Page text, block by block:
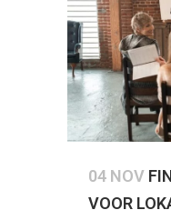
04 NOV
VOOR